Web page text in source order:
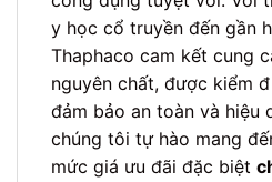
y học cổ truyền đến gần
Thaphaco cam kết cung
nguyên chất, được kiểm
đảm bảo an toàn và hiệu
chúng tôi tự hào mang
mức giá ưu đãi đặc biệt